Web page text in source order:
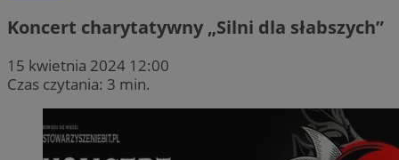
Koncert charytatywny „Silni dla słabszych”
15 kwietnia 2024 12:00
Czas czytania: 3 min.